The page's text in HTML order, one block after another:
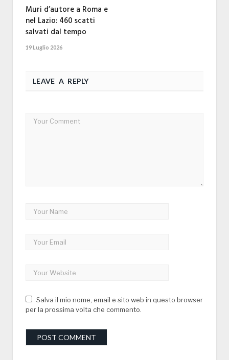
Muri d’autore a Roma e
nel Lazio: 460 scatti
salvati dal tempo
19 Luglio 2026
LEAVE A REPLY
Salva il mio nome, email e sito web in questo browser
per la prossima volta che commento.